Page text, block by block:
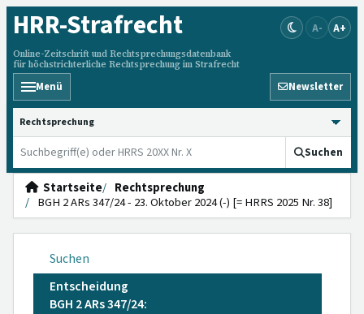
HRR-Strafrecht
Online-Zeitschrift und Rechtsprechungsdatenbank
für höchstrichterliche Rechtsprechung im Strafrecht
A- A+
Menü Newsletter
HRRS durchsuchen
Suchen
Startseite
Rechtsprechung
BGH 2 ARs 347/24 - 23. Oktober 2024 (-) [= HRRS 2025 Nr. 38]
Suchen
Entscheidung
BGH 2 ARs 347/24: